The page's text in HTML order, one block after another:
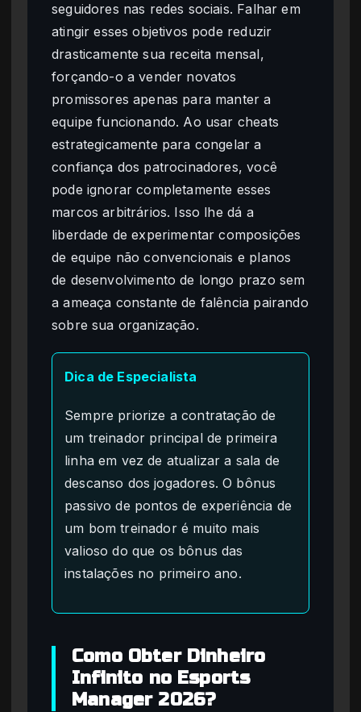
seguidores nas redes sociais. Falhar em
atingir esses objetivos pode reduzir
drasticamente sua receita mensal,
forçando-o a vender novatos
promissores apenas para manter a
equipe funcionando. Ao usar cheats
estrategicamente para congelar a
confiança dos patrocinadores, você
pode ignorar completamente esses
marcos arbitrários. Isso lhe dá a
liberdade de experimentar composições
de equipe não convencionais e planos
de desenvolvimento de longo prazo sem
a ameaça constante de falência pairando
sobre sua organização.
Dica de Especialista
Sempre priorize a contratação de
um treinador principal de primeira
linha em vez de atualizar a sala de
descanso dos jogadores. O bônus
passivo de pontos de experiência de
um bom treinador é muito mais
valioso do que os bônus das
instalações no primeiro ano.
Como Obter Dinheiro
Infinito no Esports
Manager 2026?